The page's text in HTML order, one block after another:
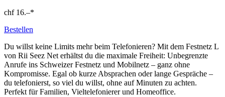
chf 16.–*
Bestellen
Du willst keine Limits mehr beim Telefonieren? Mit dem Festnetz L
von Rii Seez Net erhältst du die maximale Freiheit: Unbegrenzte
Anrufe ins Schweizer Festnetz und Mobilnetz – ganz ohne
Kompromisse. Egal ob kurze Absprachen oder lange Gespräche –
du telefonierst, so viel du willst, ohne auf Minuten zu achten.
Perfekt für Familien, Vieltelefonierer und Homeoffice.